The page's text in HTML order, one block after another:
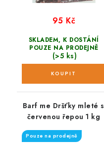
SKLADEM, K DOSTÁNÍ
POUZE NA PRODEJNĚ
(>5 ks)
95 Kč
Barf me Dršťky mleté s
červenou řepou 1 kg
Pouze na prodejně